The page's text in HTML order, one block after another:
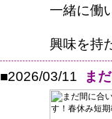
一緒に働
興味を持
■2026/03/11 ま